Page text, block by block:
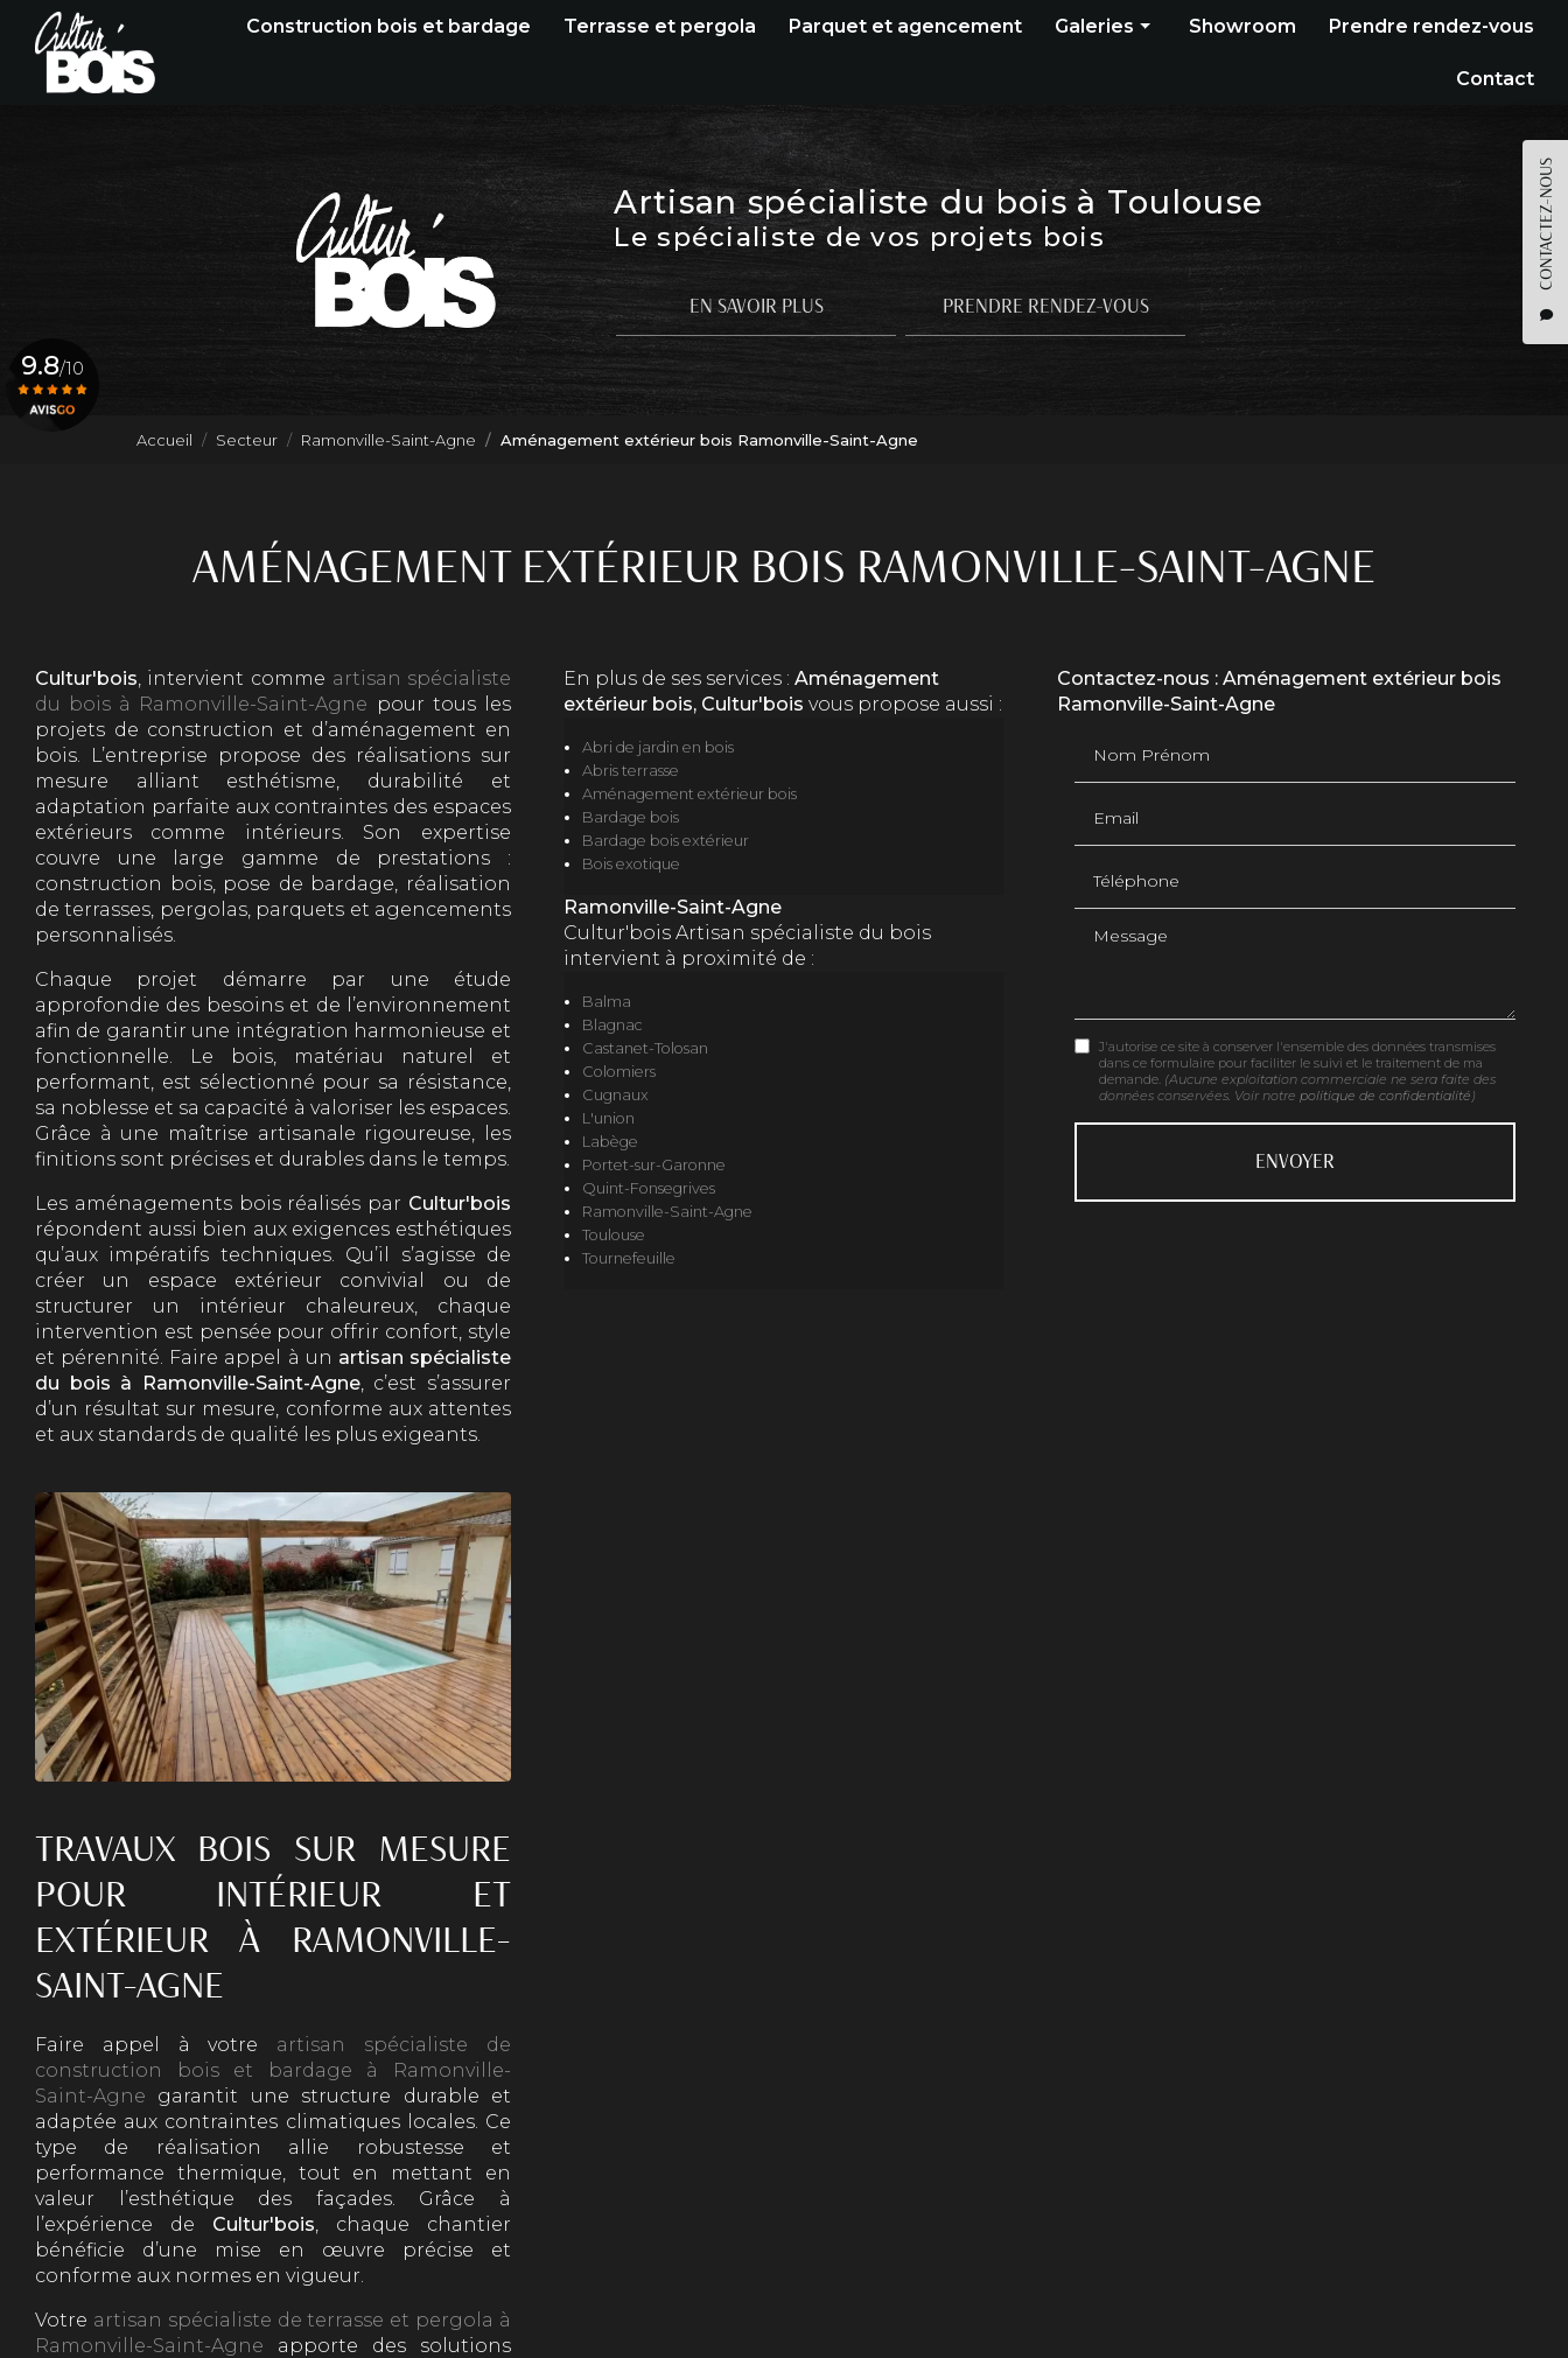
contenu
principal
CONTACTEZ-NOUS
Construction bois et bardage Terrasse et pergola Parquet et agencement Galeries
Pergola
Parquet
Showroom Prendre rendez-vous
Contact
Artisan spécialiste du bois à Toulouse
Le spécialiste de vos projets bois
EN SAVOIR PLUS PRENDRE RENDEZ-VOUS
9.8/10
Accueil Secteur Ramonville-Saint-Agne Aménagement extérieur bois Ramonville-Saint-Agne
AMÉNAGEMENT EXTÉRIEUR BOIS RAMONVILLE-SAINT-AGNE
Cultur'bois, intervient comme artisan spécialiste
du bois à Ramonville-Saint-Agne pour tous les
projets de construction et d’aménagement en
bois. L’entreprise propose des réalisations sur
mesure alliant esthétisme, durabilité et
adaptation parfaite aux contraintes des espaces
extérieurs comme intérieurs. Son expertise
couvre une large gamme de prestations :
construction bois, pose de bardage, réalisation
de terrasses, pergolas, parquets et agencements
personnalisés.
Chaque projet démarre par une étude
approfondie des besoins et de l’environnement
afin de garantir une intégration harmonieuse et
fonctionnelle. Le bois, matériau naturel et
performant, est sélectionné pour sa résistance,
sa noblesse et sa capacité à valoriser les espaces.
Grâce à une maîtrise artisanale rigoureuse, les
finitions sont précises et durables dans le temps.
Les aménagements bois réalisés par Cultur'bois
répondent aussi bien aux exigences esthétiques
qu’aux impératifs techniques. Qu’il s’agisse de
créer un espace extérieur convivial ou de
structurer un intérieur chaleureux, chaque
intervention est pensée pour offrir confort, style
et pérennité. Faire appel à un artisan spécialiste
du bois à Ramonville-Saint-Agne, c’est s’assurer
d’un résultat sur mesure, conforme aux attentes
et aux standards de qualité les plus exigeants.
TRAVAUX BOIS SUR MESURE
POUR INTÉRIEUR ET
EXTÉRIEUR À RAMONVILLE-
SAINT-AGNE
Faire appel à votre artisan spécialiste de
construction bois et bardage à Ramonville-
Saint-Agne garantit une structure durable et
adaptée aux contraintes climatiques locales. Ce
type de réalisation allie robustesse et
performance thermique, tout en mettant en
valeur l’esthétique des façades. Grâce à
l’expérience de Cultur'bois , chaque chantier
bénéficie d’une mise en œuvre précise et
conforme aux normes en vigueur.
Votre artisan spécialiste de terrasse et pergola à
Ramonville-Saint-Agne apporte des solutions
En plus de ses services : Aménagement
extérieur bois, Cultur'bois vous propose aussi :
Abri de jardin en bois
Abris terrasse
Aménagement extérieur bois
Bardage bois
Bardage bois extérieur
Bois exotique
Ramonville-Saint-Agne
Cultur'bois Artisan spécialiste du bois
intervient à proximité de :
Balma
Blagnac
Castanet-Tolosan
Colomiers
Cugnaux
L'union
Labège
Portet-sur-Garonne
Quint-Fonsegrives
Ramonville-Saint-Agne
Toulouse
Tournefeuille
Contactez-nous : Aménagement extérieur bois
Ramonville-Saint-Agne
Message
J'autorise ce site à conserver l'ensemble des données transmises
dans ce formulaire pour faciliter le suivi et le traitement de ma
demande. (Aucune exploitation commerciale ne sera faite des
données conservées. Voir notre politique de confidentialité )